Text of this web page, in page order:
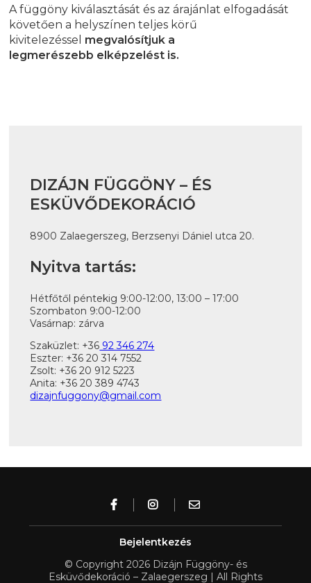
A függöny kiválasztását és az árajánlat elfogadását
követően a helyszínen teljes körű
kivitelezéssel megvalósítjuk a
legmerészebb elképzelést is.
DIZÁJN FÜGGÖNY – ÉS
ESKÜVŐDEKORÁCIÓ
8900 Zalaegerszeg, Berzsenyi Dániel utca 20.
Nyitva tartás:
Hétfőtől péntekig 9:00-12:00, 13:00 – 17:00
Szombaton 9:00-12:00
Vasárnap: zárva
Szaküzlet: +36 92 346 274
Eszter: +36 20 314 7552
Zsolt: +36 20 912 5223
Anita: +36 20 389 4743
dizajnfuggony@gmail.com
Bejelentkezés
© Copyright 2026 Dizájn Függöny- és
Esküvődekoráció – Zalaegerszeg | All Rights